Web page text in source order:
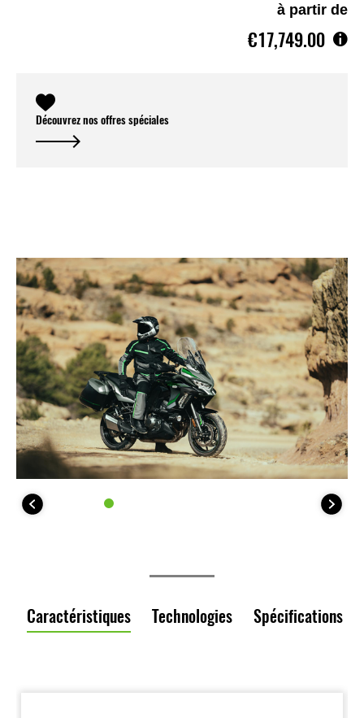
à partir de
€17,749.00
Découvrez nos offres spéciales
Caractéristiques Technologies Spécifications